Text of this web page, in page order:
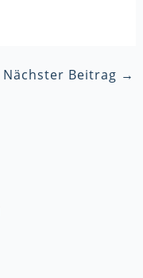
Nächster Beitrag →